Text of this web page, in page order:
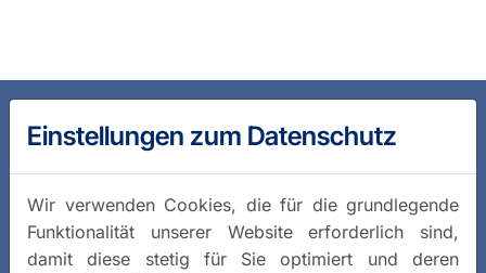
Einstellungen zum Datenschutz
Wir verwenden Cookies, die für die grundlegende
Funktionalität unserer Website erforderlich sind,
damit diese stetig für Sie optimiert und deren